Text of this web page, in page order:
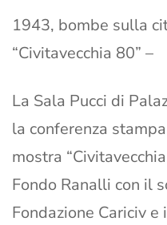
1943, bombe sulla
“Civitavecchia 80” –
La Sala Pucci di
la conferenza
mostra
Fondo Ranalli con il
Fondazione Cariciv